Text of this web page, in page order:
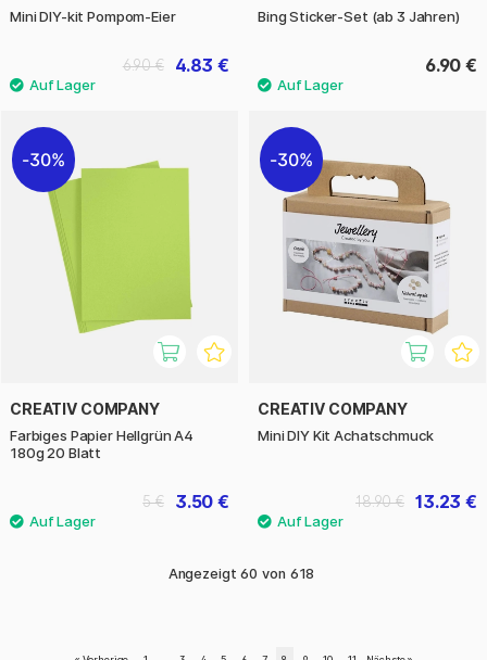
Mini DIY-kit Pompom-Eier
4.83 €
6.90 €
Bing Sticker-Set (ab 3 Jahren)
6.90 €
30%
CREATIV COMPANY
Farbiges Papier Hellgrün A4
180g 20 Blatt
3.50 €
5 €
30%
CREATIV COMPANY
Mini DIY Kit Achatschmuck
13.23 €
18.90 €
Angezeigt 60 von 618